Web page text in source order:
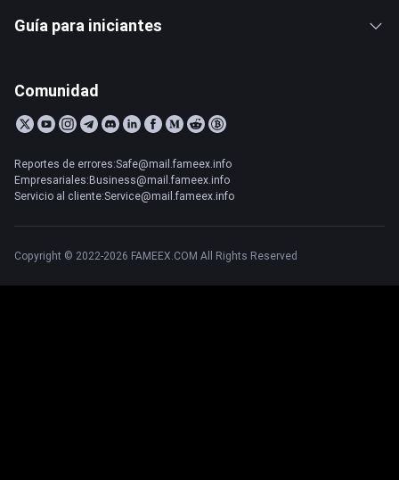
Guía para iniciantes
Comunidad
Reportes de errores:Safe@mail.fameex.info
Empresariales:Business@mail.fameex.info
Servicio al cliente:Service@mail.fameex.info
Copyright © 2022-2026 FAMEEX.COM All Rights Reserved